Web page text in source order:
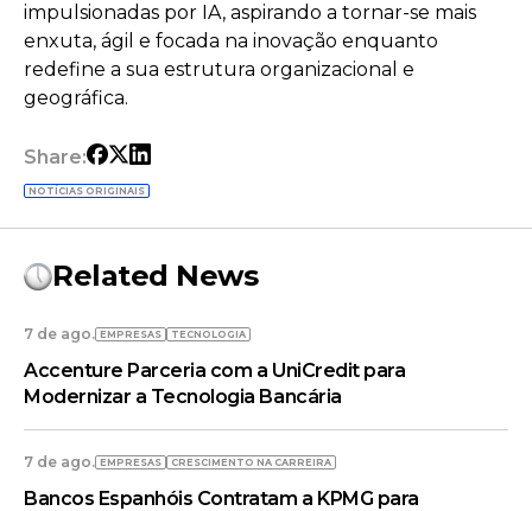
impulsionadas por IA, aspirando a tornar-se mais
enxuta, ágil e focada na inovação enquanto
redefine a sua estrutura organizacional e
geográfica.
Share:
NOTÍCIAS ORIGINAIS
Related News
7 de ago. EMPRESAS TECNOLOGIA
Accenture Parceria com a UniCredit para
Modernizar a Tecnologia Bancária
7 de ago. EMPRESAS CRESCIMENTO NA CARREIRA
Bancos Espanhóis Contratam a KPMG para